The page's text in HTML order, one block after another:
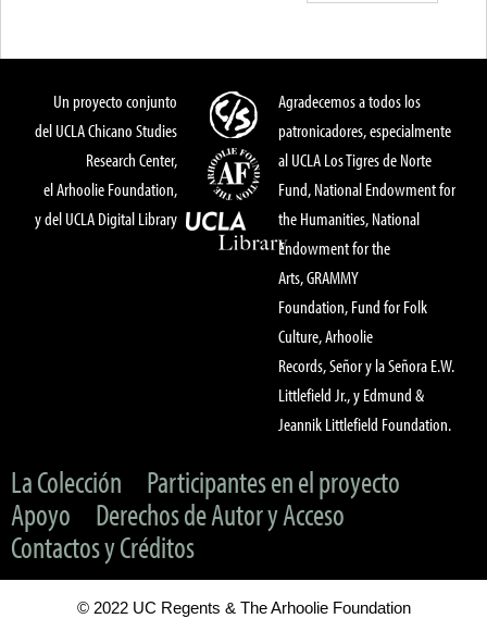
Un proyecto conjunto
del UCLA Chicano Studies
Research Center,
el Arhoolie Foundation,
y del UCLA Digital Library
Agradecemos a todos los
patronicadores, especialmente
al UCLA Los Tigres de Norte
Fund, National Endowment for
the Humanities, National
Endowment for the
Arts, GRAMMY
Foundation, Fund for Folk
Culture, Arhoolie
Records, Señor y la Señora E.W.
Littlefield Jr., y Edmund &
Jeannik Littlefield Foundation.
La Colección
Participantes en el proyecto
Apoyo
Derechos de Autor y Acceso
Contactos y Créditos
© 2022 UC Regents & The Arhoolie Foundation